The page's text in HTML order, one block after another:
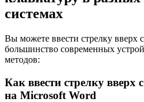
системах
Вы можете ввести стрелку вверх
большинство современных
методов:
Как ввести стрелку
на Microsoft Word